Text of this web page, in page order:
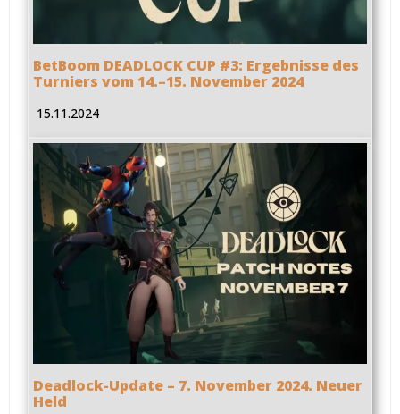
BetBoom DEADLOCK CUP #3: Ergebnisse des
Turniers vom 14.–15. November 2024
15.11.2024
Deadlock-Update – 7. November 2024. Neuer
Held